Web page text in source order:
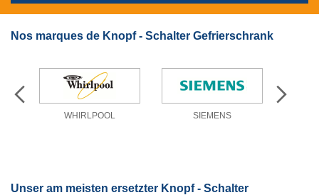
Nos marques de Knopf - Schalter Gefrierschrank
WHIRLPOOL SIEMENS
Unser am meisten ersetzter Knopf - Schalter